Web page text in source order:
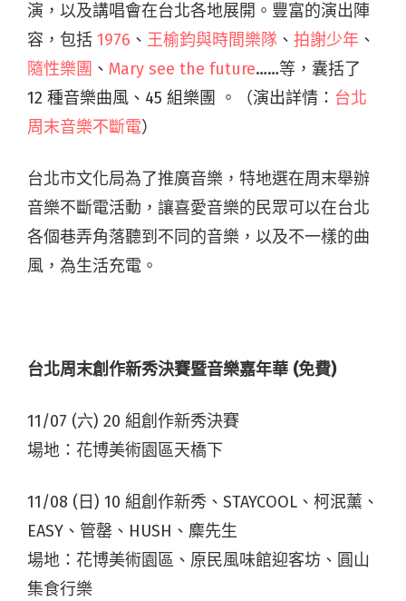
演，以及講唱會在台北各地展開。豐富的演出陣
容，包括 1976 、 王榆鈞與時間樂隊 、 拍謝少年 、
隨性樂團 、 Mary see the future……等，囊括了
12 種音樂曲風、45 組樂團 。（演出詳情： 台北
周末音樂不斷電）
台北市文化局為了推廣音樂，特地選在周末舉辦
音樂不斷電活動，讓喜愛音樂的民眾可以在台北
各個巷弄角落聽到不同的音樂，以及不一樣的曲
風，為生活充電。
台北周末創作新秀決賽暨音樂嘉年華 (免費)
11/07 (六) 20 組創作新秀決賽
場地：花博美術園區天橋下
11/08 (日) 10 組創作新秀、STAYCOOL、柯泯薰、
EASY、管罄、HUSH、麋先生
場地：花博美術園區、原民風味館迎客坊、圓山
集食行樂